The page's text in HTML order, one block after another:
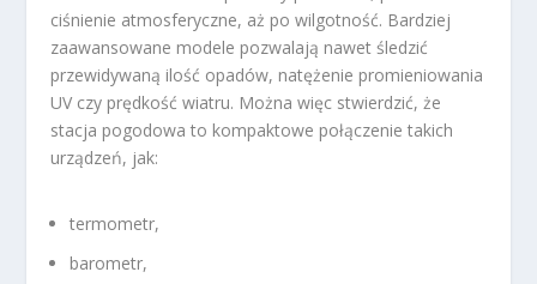
ciśnienie atmosferyczne, aż po wilgotność. Bardziej
zaawansowane modele pozwalają nawet śledzić
przewidywaną ilość opadów, natężenie promieniowania
UV czy prędkość wiatru. Można więc stwierdzić, że
stacja pogodowa to kompaktowe połączenie takich
urządzeń, jak:
termometr,
barometr,